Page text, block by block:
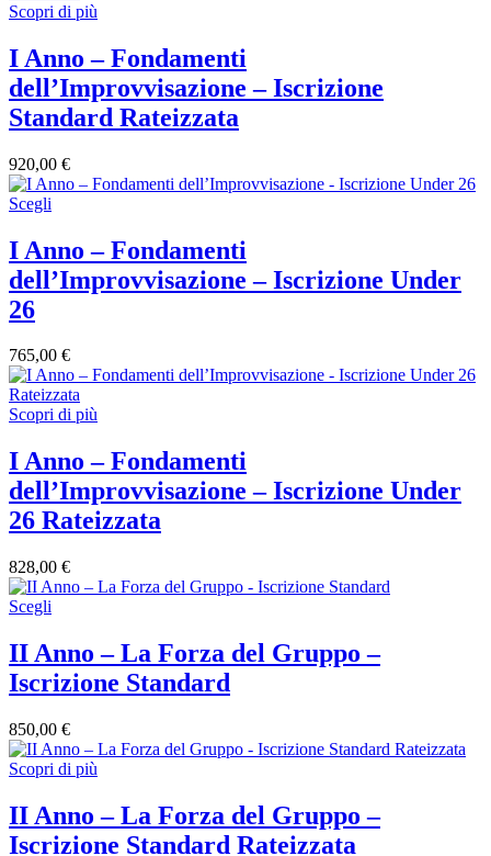
Scopri di più
I Anno – Fondamenti
dell’Improvvisazione – Iscrizione
Standard Rateizzata
920,00 €
Scegli
I Anno – Fondamenti
dell’Improvvisazione – Iscrizione Under
26
765,00 €
Scopri di più
I Anno – Fondamenti
dell’Improvvisazione – Iscrizione Under
26 Rateizzata
828,00 €
Scegli
II Anno – La Forza del Gruppo –
Iscrizione Standard
850,00 €
Scopri di più
II Anno – La Forza del Gruppo –
Iscrizione Standard Rateizzata